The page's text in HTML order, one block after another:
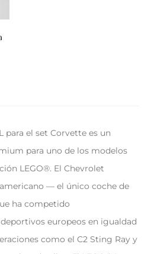
para el set Corvette es un
para uno de los modelos
LEGO®. El Chevrolet
— el único coche de
ha competido
europeos en igualdad
como el C2 Sting Ray y